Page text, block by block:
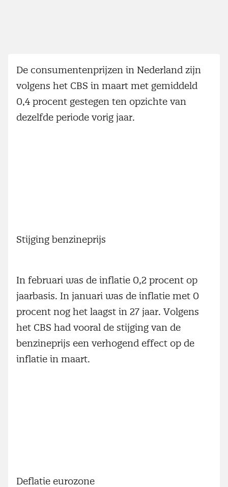
De consumentenprijzen in Nederland zijn
volgens het CBS in maart met gemiddeld
0,4 procent gestegen ten opzichte van
dezelfde periode vorig jaar.
Stijging benzineprijs
In februari was de inflatie 0,2 procent op
jaarbasis. In januari was de inflatie met 0
procent nog het laagst in 27 jaar. Volgens
het CBS had vooral de stijging van de
benzineprijs een verhogend effect op de
inflatie in maart.
Deflatie eurozone